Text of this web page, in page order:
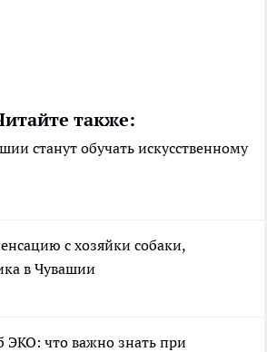
также:
станут обучать искусственному
с хозяйки собаки,
в Чувашии
что важно знать при